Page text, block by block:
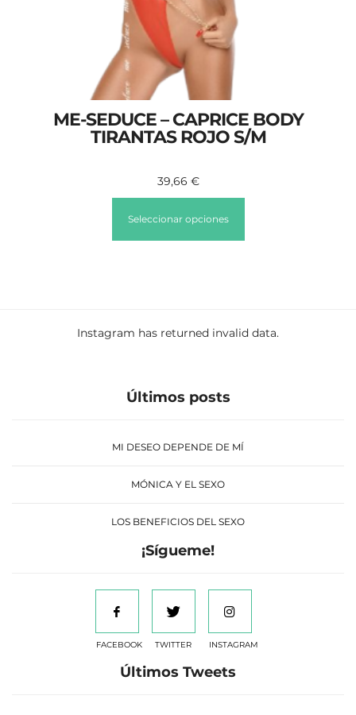
ME-SEDUCE – CAPRICE BODY
TIRANTAS ROJO S/M
39,66 €
Seleccionar opciones
Instagram has returned invalid data.
Últimos posts
MI DESEO DEPENDE DE MÍ
MÓNICA Y EL SEXO
LOS BENEFICIOS DEL SEXO
¡Sígueme!
FACEBOOK TWITTER INSTAGRAM
Últimos Tweets